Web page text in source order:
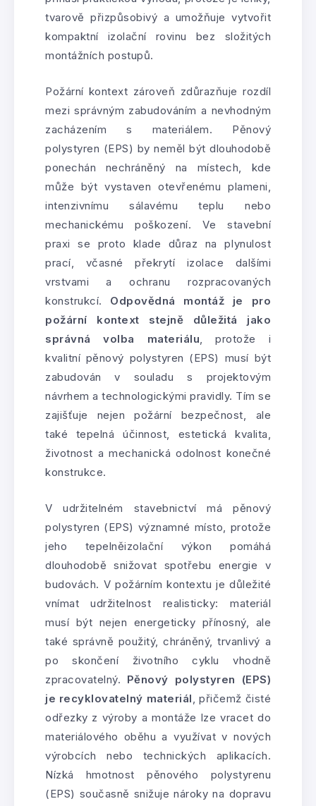
tvarově přizpůsobivý a umožňuje vytvořit
kompaktní izolační rovinu bez složitých
montážních postupů.
Požární kontext zároveň zdůrazňuje rozdíl
mezi správným zabudováním a nevhodným
zacházením s materiálem. Pěnový
polystyren (EPS) by neměl být dlouhodobě
ponechán nechráněný na místech, kde
může být vystaven otevřenému plameni,
intenzivnímu sálavému teplu nebo
mechanickému poškození. Ve stavební
praxi se proto klade důraz na plynulost
prací, včasné překrytí izolace dalšími
vrstvami a ochranu rozpracovaných
konstrukcí. Odpovědná montáž je pro
požární kontext stejně důležitá jako
správná volba materiálu, protože i
kvalitní pěnový polystyren (EPS) musí být
zabudován v souladu s projektovým
návrhem a technologickými pravidly. Tím se
zajišťuje nejen požární bezpečnost, ale
také tepelná účinnost, estetická kvalita,
životnost a mechanická odolnost konečné
konstrukce.
V udržitelném stavebnictví má pěnový
polystyren (EPS) významné místo, protože
jeho tepelněizolační výkon pomáhá
dlouhodobě snižovat spotřebu energie v
budovách. V požárním kontextu je důležité
vnímat udržitelnost realisticky: materiál
musí být nejen energeticky přínosný, ale
také správně použitý, chráněný, trvanlivý a
po skončení životního cyklu vhodně
zpracovatelný. Pěnový polystyren (EPS)
je recyklovatelný materiál, přičemž čisté
odřezky z výroby a montáže lze vracet do
materiálového oběhu a využívat v nových
výrobcích nebo technických aplikacích.
Nízká hmotnost pěnového polystyrenu
(EPS) současně snižuje nároky na dopravu